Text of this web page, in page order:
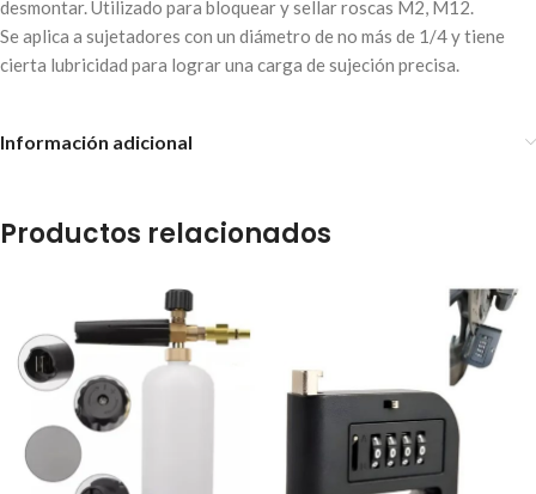
desmontar. Utilizado para bloquear y sellar roscas M2, M12.
Se aplica a sujetadores con un diámetro de no más de 1/4 y tiene
cierta lubricidad para lograr una carga de sujeción precisa.
Información adicional
Productos relacionados